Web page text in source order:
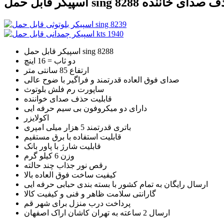
اسپیکر قابل حمل sing 8288
دو ثاب = 16 اینچ
ارتفاع 85 سانتی متر
صدای فوق العاده قدرتمند و فراگیر با ضوح عالی
ساپورت رم فلش بلوتوث
قابلیت حذف صدای خواننده
دارای دو میکروفون بی سیم حرفه ایی
اکولایزر
باتری قدرتمند 5 هزار میلی امپری
قابلیت استفاده با برق مستقیم
قابلیت شارژ با پاور بانک
وزن 6 کیلو گرم
رقص نور جذاب چند حالته
کیفیت ساخت فوق العاده بالا
ارسال رایگان به تمام کشور با بسته بندی حبابی حرفه ایی
گارانتی سلامت ظاهر و فنی و کیفیت کالا
پرداخت درب منزل برای شهر قم
ارسال 2 ساعته به تهران کاشان اراک اصفهان